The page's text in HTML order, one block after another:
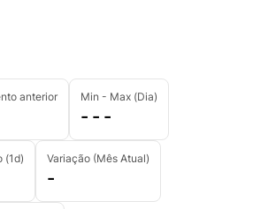
anterior Min - Max (Dia)
- - -
(1d) Variação (Mês Atual)
-